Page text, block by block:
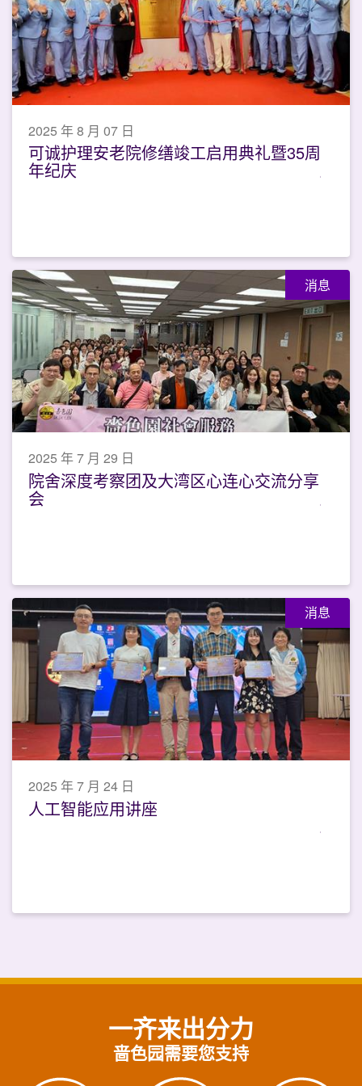
2025 年 8 月 07 日
可诚护理安老院修缮竣工启用典礼暨35周
年纪庆
消息
2025 年 7 月 29 日
院舍深度考察团及大湾区心连心交流分享
会
消息
2025 年 7 月 24 日
人工智能应用讲座
一齐来出分力
啬色园需要您支持